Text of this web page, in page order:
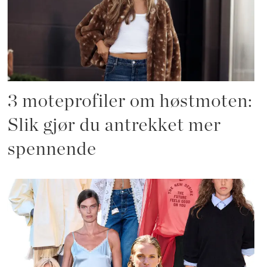
3 moteprofiler om høstmoten:
Slik gjør du antrekket mer
spennende